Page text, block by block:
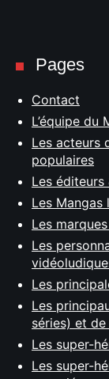
Pages
Contact
L’équipe du
Les acteurs
populaires
Les
Les Mangas
Les
Les
Les
Les
séries) et de
Les super-
Les super-